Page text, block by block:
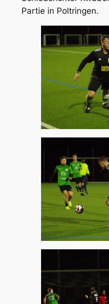
Partie in Poltringen.